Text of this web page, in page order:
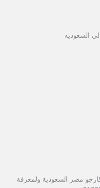
السعوديه
مصر السعودية ولمعرفة